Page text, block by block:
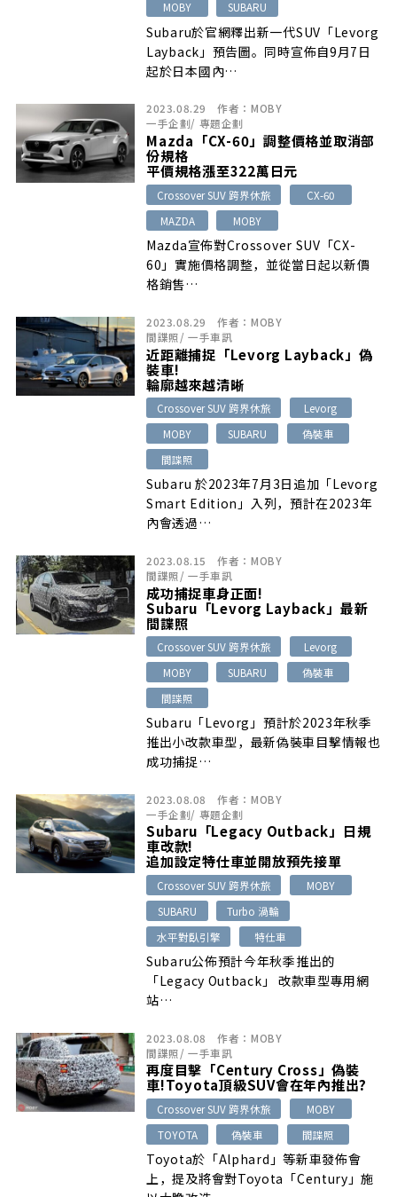
MOBY
SUBARU
Subaru於官網釋出新一代SUV「Levorg
Layback」預告圖。同時宣佈自9月7日
起於日本國內…
2023.08.29 作者： MOBY
一手企劃/ 專題企劃
Mazda「CX-60」調整價格並取消部
份規格
平價規格漲至322萬日元
Crossover SUV 跨界休旅
CX-60
MAZDA
MOBY
Mazda宣佈對Crossover SUV「CX-
60」實施價格調整，並從當日起以新價
格銷售…
2023.08.29 作者： MOBY
間諜照/ 一手車訊
近距離捕捉「Levorg Layback」偽
裝車!
輪廓越來越清晰
Crossover SUV 跨界休旅
Levorg
MOBY
SUBARU
偽裝車
間諜照
Subaru 於2023年7月3日追加「Levorg
Smart Edition」入列，預計在2023年
內會透過…
2023.08.15 作者： MOBY
間諜照/ 一手車訊
成功捕捉車身正面!
Subaru「Levorg Layback」最新
間諜照
Crossover SUV 跨界休旅
Levorg
MOBY
SUBARU
偽裝車
間諜照
Subaru「Levorg」預計於2023年秋季
推出小改款車型，最新偽裝車目擊情報也
成功捕捉…
2023.08.08 作者： MOBY
一手企劃/ 專題企劃
Subaru「Legacy Outback」日規
車改款!
追加設定特仕車並開放預先接單
Crossover SUV 跨界休旅
MOBY
SUBARU
Turbo 渦輪
水平對臥引擎
特仕車
Subaru公佈預計今年秋季推出的
「Legacy Outback」 改款車型專用網
站…
2023.08.08 作者： MOBY
間諜照/ 一手車訊
再度目擊「Century Cross」偽裝
車!Toyota頂級SUV會在年內推出?
Crossover SUV 跨界休旅
MOBY
TOYOTA
偽裝車 間諜照
Toyota於「Alphard」等新車發佈會
上，提及將會對Toyota「Century」施